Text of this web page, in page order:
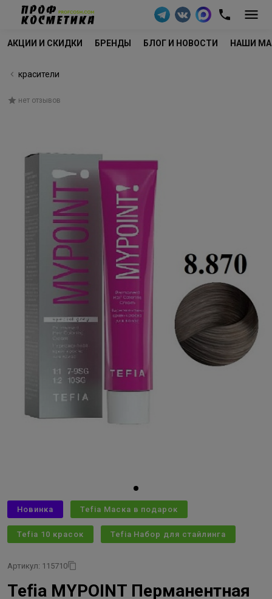
АКЦИИ И СКИДКИ БРЕНДЫ БЛОГ И НОВОСТИ НАШИ
красители
нет отзывов
Новинка Tefia Маска в подарок
Tefia 10 красок Tefia Набор для стайлинга
Артикул: 115710
Tefia MYPOINT Перманентная